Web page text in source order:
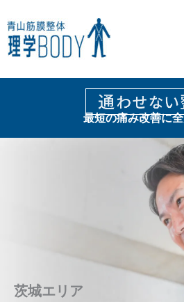
容
を
ス
最短の痛み改善に
茨城エリア